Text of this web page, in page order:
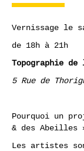
Vernissage le
de 18h à 21h
Topographie
5 Rue de
Pourquoi un
& des Abeilles
Les artistes